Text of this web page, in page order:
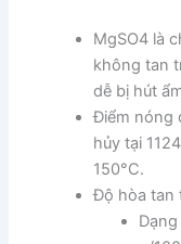
MgSO4 là
không tan
dễ bị hút
Điểm nóng
hủy tại
150°C.
Độ hòa tan